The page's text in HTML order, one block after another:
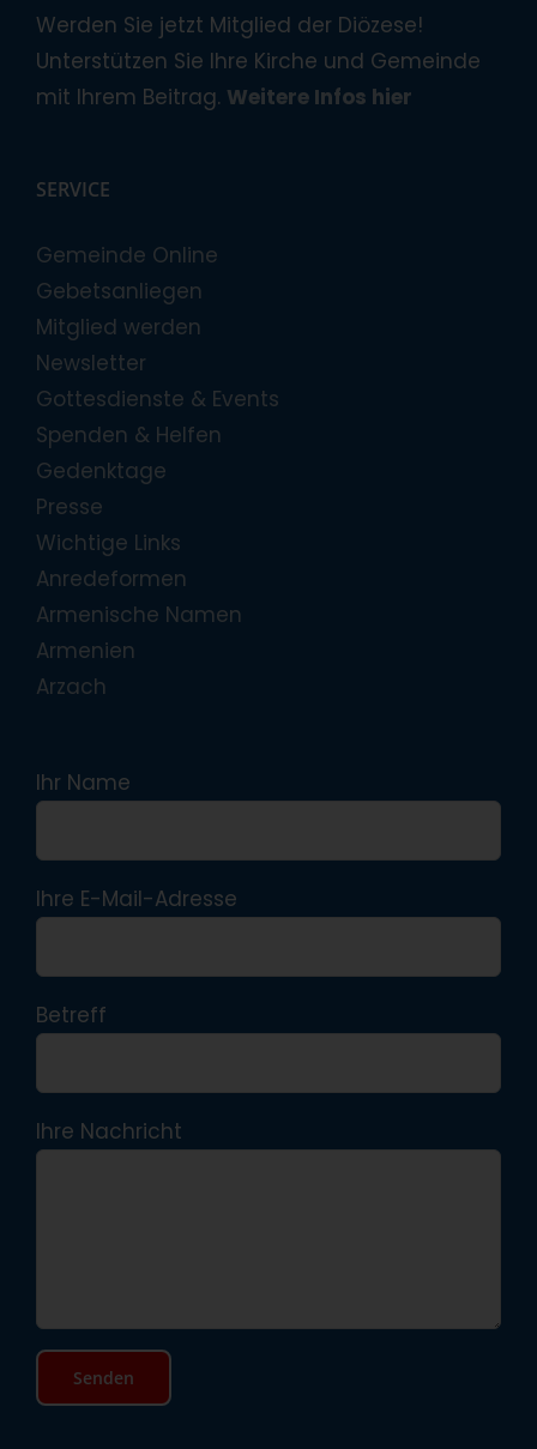
Werden Sie jetzt Mitglied der Diözese!
Unterstützen Sie Ihre Kirche und Gemeinde
mit Ihrem Beitrag. Weitere Infos hier
SERVICE
Gemeinde Online
Gebetsanliegen
Mitglied werden
Newsletter
Gottesdienste & Events
Spenden & Helfen
Gedenktage
Presse
Wichtige Links
Anredeformen
Armenische Namen
Armenien
Arzach
Ihr Name
Ihre E-Mail-Adresse
Betreff
Ihre Nachricht